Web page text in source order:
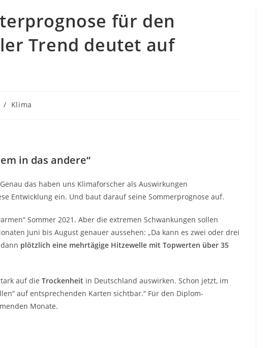
für den
Trend deutet auf
/ Klima
in das andere“
Genau das haben uns Klimaforscher als Auswirkungen
Entwicklung ein. Und baut darauf seine Sommerprognose auf.
Sommer 2021. Aber die extremen Schwankungen sollen
Juni bis August genauer aussehen: „Da kann es zwei oder drei
plötzlich eine mehrtägige Hitzewelle mit Topwerten über 35
auf die Trockenheit in Deutschland auswirken. Schon jetzt, im
auf entsprechenden Karten sichtbar.“ Für den Diplom-
Monate.